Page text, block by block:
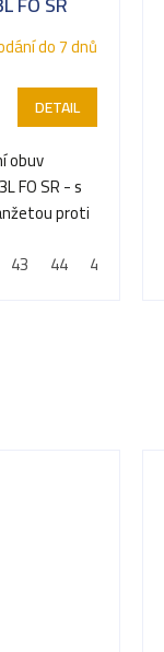
do 7 dnů
DETAIL
obuv
FO SR - s
proti
43 44 45